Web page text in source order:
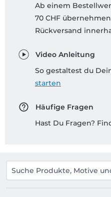
Ab einem
70 CHF
Rückversand
Video Anleitung
So gestaltest du
starten
Häufige Fragen
Hast Du Fragen?